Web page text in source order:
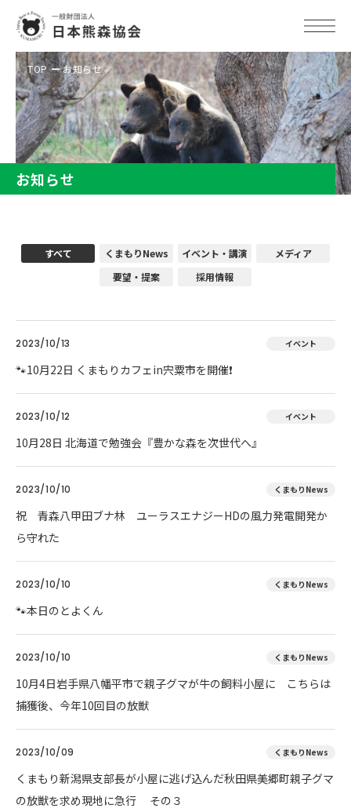
TOP お知らせ
お知らせ
すべて くまもりNews イベント・講演
メディア
要望・提案
採用情報
2023/10/13 イベント
🐾10月22日 くまもりカフェin宍粟市を開催❗
2023/10/12 イベント
10月28日 北海道で勉強会『豊かな森を次世代へ』
2023/10/10 くまもりNews
祝 青森八甲田ブナ林 ユーラスエナジーHDの風力発電開発か
ら守れた
2023/10/10 くまもりNews
🐾本日のとよくん
2023/10/10 くまもりNews
10月4日岩手県八幡平市で親子グマが牛の飼料小屋に こちらは
捕獲後、今年10回目の放獣
2023/10/09 くまもりNews
くまもり新潟県支部長が小屋に逃げ込んだ秋田県美郷町親子グマ
の放獣を求め現地に急行 その３